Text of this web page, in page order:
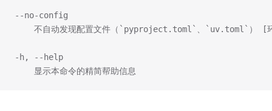
--no-config
不自动发现配置文件（`pyproject.toml`、`uv.toml`）
-h, --help
    显示本命令的精简帮助信息